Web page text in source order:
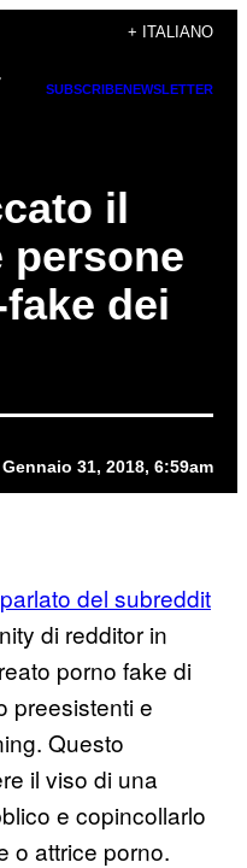
+ ITALIANO
SUBSCRIBENEWSLETTER
il
persone
dei
Gennaio 31, 2018, 6:59am
del subreddit
di redditor in
porno fake di
preesistenti e
Questo
il viso di una
e copincollarlo
o attrice porno.